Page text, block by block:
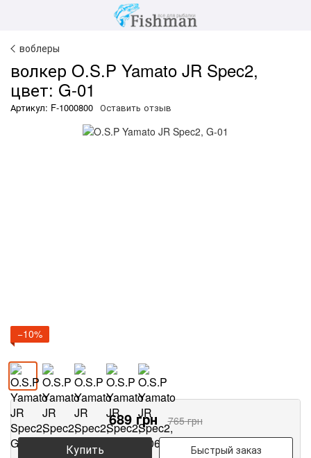
воблеры
волкер O.S.P Yamato JR Spec2,
цвет: G-01
Артикул: F-1000800 Оставить отзыв
−10%
689грн 765грн
Купить Быстрый заказ